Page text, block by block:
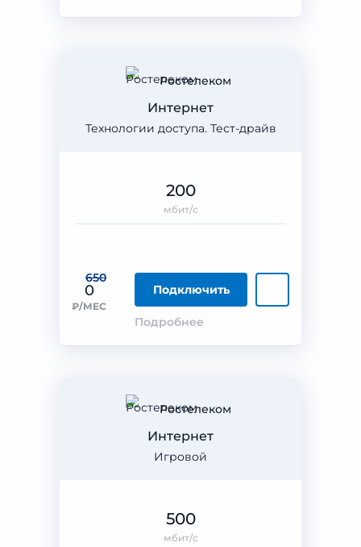
Ростелеком
Технологии доступа. Тест-драйв
Интернет
650
0
₽/МЕС
Подключить
Подробнее
200
мбит/с
Ростелеком
Игровой
Интернет
500
мбит/с